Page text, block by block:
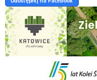
Udostępnij na Facebook